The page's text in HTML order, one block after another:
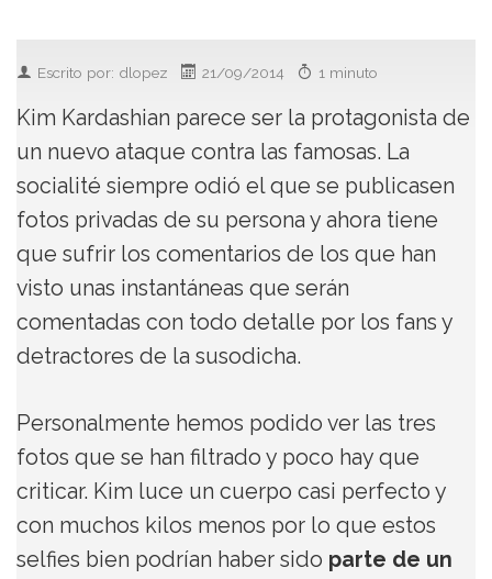
Escrito por: dlopez 21/09/2014 1 minuto
Kim Kardashian parece ser la protagonista de
un nuevo ataque contra las famosas. La
socialité siempre odió el que se publicasen
fotos privadas de su persona y ahora tiene
que sufrir los comentarios de los que han
visto unas instantáneas que serán
comentadas con todo detalle por los fans y
detractores de la susodicha.
Personalmente hemos podido ver las tres
fotos que se han filtrado y poco hay que
criticar. Kim luce un cuerpo casi perfecto y
con muchos kilos menos por lo que estos
selfies bien podrían haber sido parte de un